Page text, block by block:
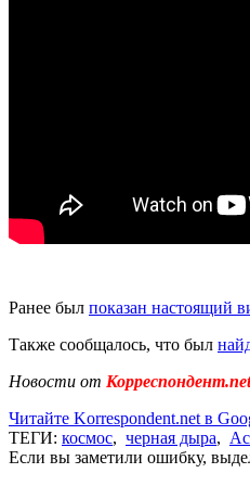
Ранее был показан настоящий
Также сообщалось, что был
Новости от
Читайте Korrespondent.net в
ТЕГИ: космос, черная дыра,
Если вы заметили ошибку,